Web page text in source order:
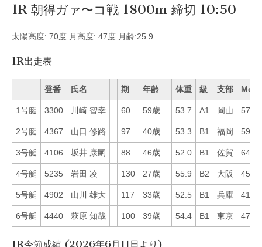
1R 朝得ガァ〜コ戦 1800m 締切 10:50
太陽高度: 70度 月高度: 47度 月齢:25.9
1R出走表
登番 氏名 期 年齢 体重 級 支部 Mo
1号艇 3300 川崎 智幸 60 59歳 53.7 A1 岡山 57
2号艇 4367 山口 修路 97 40歳 53.3 B1 福岡 59
3号艇 4106 坂井 康嗣 88 46歳 52.0 B1 佐賀 64
4号艇 5235 岩田 凌 130 27歳 55.9 B2 大阪 45
5号艇 4902 山川 雄大 117 33歳 52.5 B1 兵庫 41
6号艇 4440 萩原 知哉 100 39歳 54.4 B1 東京 47
1R今節成績 (2026年6月11日より)